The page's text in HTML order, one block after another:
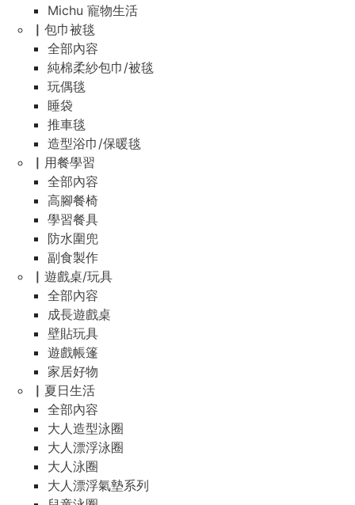
Michu 寵物生活
▏包巾被毯
全部內容
純棉柔紗包巾/被毯
玩偶毯
睡袋
推車毯
造型浴巾/保暖毯
▏用餐學習
全部內容
高腳餐椅
學習餐具
防水圍兜
副食製作
▏遊戲桌/玩具
全部內容
成長遊戲桌
壁貼玩具
遊戲帳篷
家居好物
▏夏日生活
全部內容
大人造型泳圈
大人漂浮泳圈
大人泳圈
大人漂浮氣墊系列